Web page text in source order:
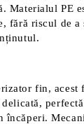
Materialul PE
fără riscul de a
fin, acest
încăperi.